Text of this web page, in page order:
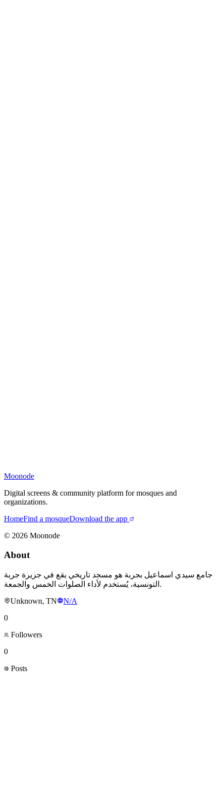
Moonode
Digital screens & community platform for mosques and
organizations.
HomeFind a mosqueDownload the app
© 2026 Moonode
About
جامع سيدي اسماعيل بجربة هو مسجد تاريخي يقع في جزيرة جربة
التونسية، يُستخدم لأداء الصلوات الخمس والجمعة.
Unknown, TN
N/A
0
Followers
0
Posts